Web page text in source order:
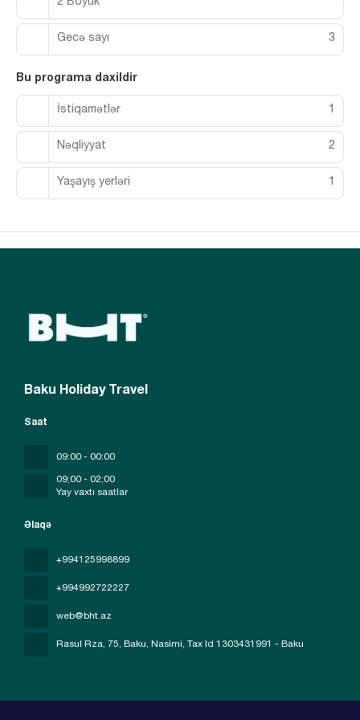
2 Böyük
Gecə sayı 3
Bu programa daxildir
İstiqamətlər 1
Nəqliyyat 2
Yaşayış yerləri 1
Baku Holiday Travel
Əlaqə
+994125998899
+994992722227
web@bht.az
Rasul Rza, 75, Baku, Nasimi, Tax Id 1303431991 - Baku
Saat
09:00 - 00:00
09;00 - 02;00
Yay vaxtı saatlar